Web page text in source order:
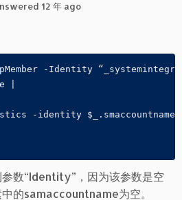
12 年 ago
-Identity
|
-identity $_.smaccountname
数“Identity”，因为该参数是空
的samaccountname为空。